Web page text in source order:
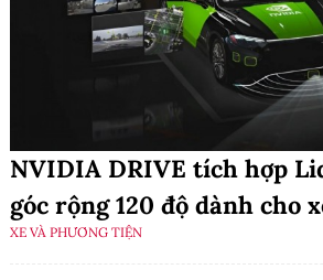
NVIDIA DRIVE tích hợp
góc rộng 120 độ dành cho
XE VÀ PHƯƠNG TIỆN